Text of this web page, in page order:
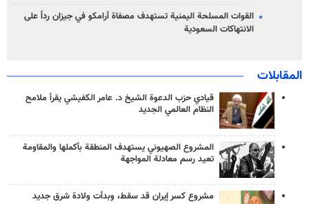
القوات المسلحة اليمنية تستهدف مصفاة أرامكو في جيزان رداً على
الانتهاكات السعودية
المقابلات
قيادي حزب الدعوة الشيخ د. عامر الكفيشي يقرأ ملامح
النظام العالمي الجديد
المشروع الصهيوني يستهدف المنطقة بأكملها والمقاومة
تعيد رسم معادلة المواجهة
مشروع كسر إيران قد سقط، وبدأت ولادة شرق جديد